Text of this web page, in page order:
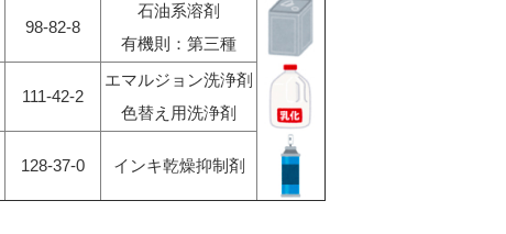
98-82-8
石油系溶剤
有機則：第三種
111-42-2
エマルジョン洗浄剤
色替え用洗浄剤
128-37-0 インキ乾燥抑制剤